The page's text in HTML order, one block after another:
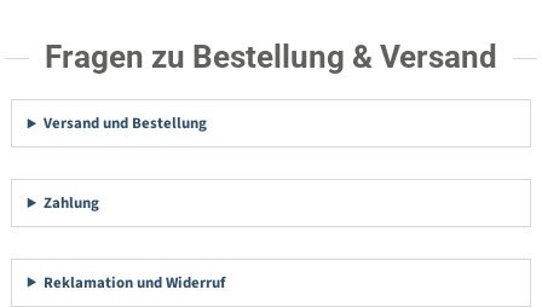
Fragen zu Bestellung & Versand
Versand und Bestellung
Zahlung
Reklamation und Widerruf